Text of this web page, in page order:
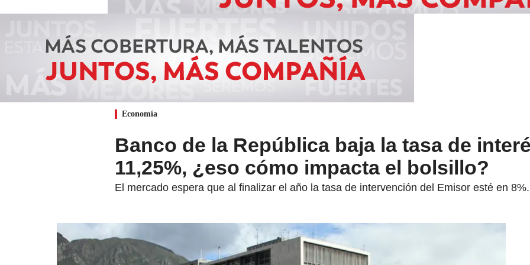
Economía
Banco de la República baja la tasa de
11,25%, ¿eso cómo impacta el bolsillo?
El mercado espera que al finalizar el año la tasa de intervención del Emisor esté en 8%.